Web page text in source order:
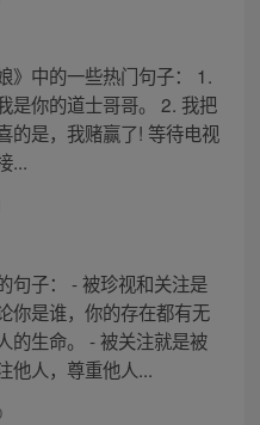
》中的一些热门句子： 1.
是你的道士哥哥。 2. 我把
的是，我赌赢了! 等待电视
...
句子： - 被珍视和关注是
你是谁，你的存在都有无
的生命。 - 被关注就是被
他人，尊重他人...